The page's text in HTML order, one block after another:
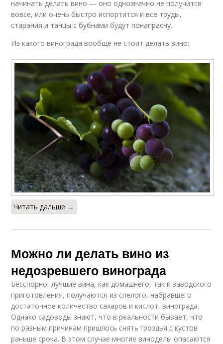
начинать делать вино — оно однозначно не получится
вовсе, или очень быстро испортится и все труды,
старания и танцы с бубнами будут понапрасну.
Из какого винограда вообще не стоит делать вино:
Читать дальше →
Можно ли делать вино из
недозревшего винограда
Бесспорно, лучшие вина, как домашнего, так и заводского
приготовления, получаются из спелого, набравшего
достаточное количество сахаров и кислот, винограда.
Однако садоводы знают, что в реальности бывает, что
по разным причинам пришлось снять гроздья с кустов
раньше срока. В этом случае многие виноделы опасаются